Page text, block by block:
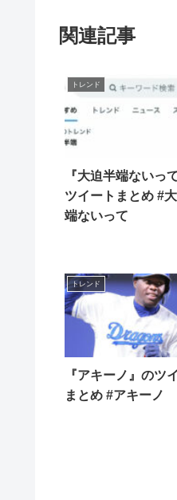
関連記事
トレンド
『大迫半端ないっ
ツイートまとめ #
端ないって
トレンド
『アキーノ』のツ
まとめ #アキーノ